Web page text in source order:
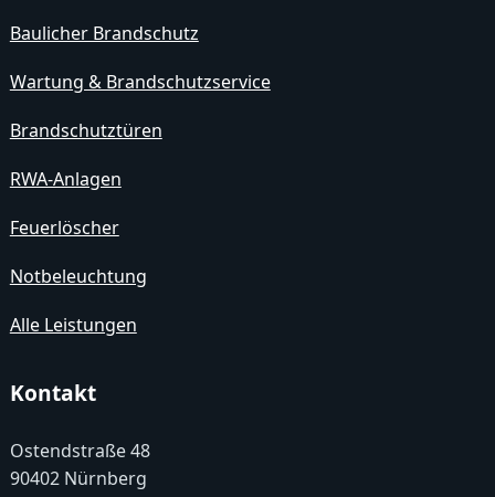
Baulicher Brandschutz
Wartung & Brandschutzservice
Brandschutztüren
RWA-Anlagen
Feuerlöscher
Notbeleuchtung
Alle Leistungen
Kontakt
Ostendstraße 48
90402 Nürnberg